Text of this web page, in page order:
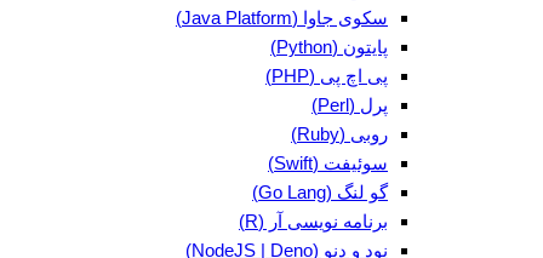
سکوی جاوا (Java Platform)
پایتون (Python)
پی اچ پی (PHP)
پرل (Perl)
روبی (Ruby)
سوئیفت (Swift)
گو لنگ (Go Lang)
برنامه نویسی آر (R)
نود و دنو (NodeJS | Deno)